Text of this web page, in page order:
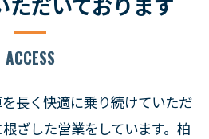
ACCESS
長く快適に乗り続けていただ
ざした営業をしています。柏